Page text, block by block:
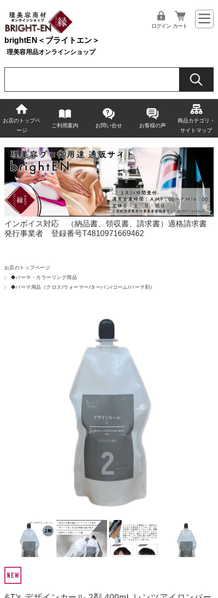
brightEN＜ブライトエン＞
理美容用品オンラインショップ
ログイン カート
お店のトップペ
ージ
ご利用案内 お問い合せ お客様の声
商品カテゴリ・
サイトマップ
インボイス対応 （納品書、領収書、請求書）適格請求書
発行事業者 登録番号T4810971669462
お店のトップページ
◆パーマ・カラーリング用品
◆パーマ用品（クロス/ウォーマー/ターバン/コーム/パーマ剤）